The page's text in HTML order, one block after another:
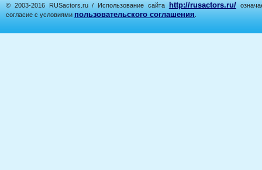
© 2003-2016 RUSactors.ru / Использование сайта http://rusactors.ru/
согласие с условиями пользовательского соглашения